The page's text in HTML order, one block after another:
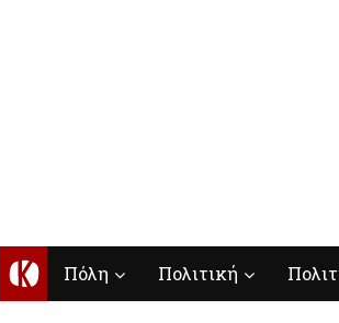
Κ Πόλη Πολιτική